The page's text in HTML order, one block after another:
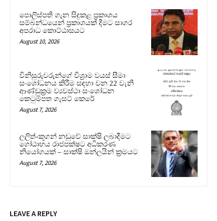
පොලිස්පති ගැන සිදුකළ ප්‍රකාශය
සම්බන්ධයෙන් ප්‍රකාශයක් දීමට සාගර
අපරාධ කොට්ඨාසයට
August 10, 2026
විනිසුරුවරුන්ගේ විශ්‍රාම වයස් සීමා
සංශෝධනය කිරීම සඳහා වන 22 වැනි
ආණ්ඩුක්‍රම ව්‍යවස්ථා සංශෝධන
කෙටුම්පත ගැසට් කෙරේ
August 7, 2026
ලලිත්-කූගන් නඩුවේ සාක්ෂි ලබාදීමට
ගෝඨාභය රාජපක්ෂට අධිකරණ
නියෝගයක් – සාක්ෂි ඔන්ලයින් ක්‍රමයට
August 7, 2026
LEAVE A REPLY